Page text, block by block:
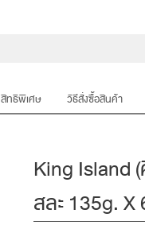
สิทธิพิเศษ วิธีสั่งซื้อสินค้า
King Island
สละ 135g. X